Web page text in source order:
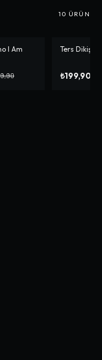
10 ÜRÜN
I Am
-%50
Ters Dikiş
₺199,90